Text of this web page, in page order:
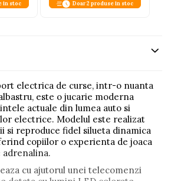
in stoc Doar 2 produse in stoc
electrica de curse, intr-o nuanta
este o jucarie moderna
actuale din lumea auto si
electrice. Modelul este realizat
si reproduce fidel silueta dinamica
copiilor o experienta de joaca
adrenalina.
cu ajutorul unei telecomenzi